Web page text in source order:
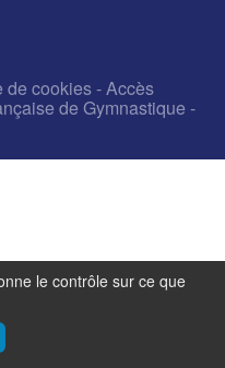
de cookies-Accès
de Gymnastique -
le contrôle sur ce que